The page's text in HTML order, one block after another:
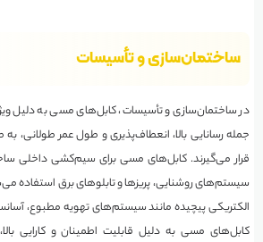
ساختمان‌سازی و تأسیسات
در ساختمان‌سازی و تأسیسات، کابل‌های مسی به دلیل
جمله رسانایی بالا، انعطاف‌پذیری و طول عمر طولانی،
قرار می‌گیرند. کابل‌های مسی برای سیم‌کشی داخلی
سیستم‌های روشنایی، پریزها و تابلوهای برق استفاده
الکتریکی پیچیده مانند سیستم‌های تهویه مطبوع،
کابل‌های مسی به دلیل قابلیت اطمینان و کارایی